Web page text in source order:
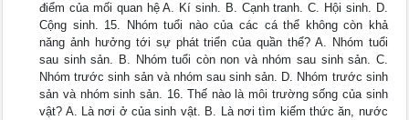
điểm của mối quan hệ A. Kí sinh. B. Cạnh tranh. C. Hội sinh. D.
Cộng sinh. 15. Nhóm tuổi nào của các cá thể không còn khả
năng ảnh hưởng tới sự phát triển của quần thể? A. Nhóm tuổi
sau sinh sản. B. Nhóm tuổi còn non và nhóm sau sinh sản. C.
Nhóm trước sinh sản và nhóm sau sinh sản. D. Nhóm trước sinh
sản và nhóm sinh sản. 16. Thế nào là môi trường sống của sinh
vật? A. Là nơi ở của sinh vật. B. Là nơi tìm kiếm thức ăn, nước